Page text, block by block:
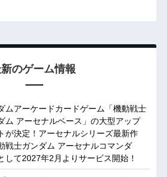
のゲーム情報
ムアーケードカードゲーム「機動戦士
ム アーセナルベース」の大型アップ
が決定！アーセナルシリーズ最新作
戦士ガンダム アーセナルコマンダ
して2027年2月よりサービス開始！